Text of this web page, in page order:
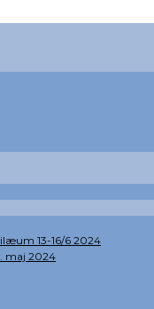
13-16/6 2024
maj 2024